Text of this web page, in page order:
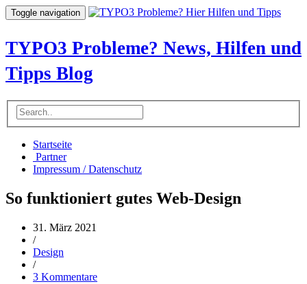
Toggle navigation
TYPO3 Probleme? News, Hilfen und
Tipps Blog
Startseite
Partner
Impressum / Datenschutz
So funktioniert gutes Web-Design
31. März 2021
/
Design
/
3 Kommentare